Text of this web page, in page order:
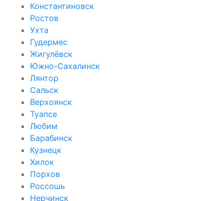
Константиновск
Ростов
Ухта
Гудермес
Жигулёвск
Южно-Сахалинск
Лянтор
Сальск
Верхоянск
Туапсе
Любим
Барабинск
Кузнецк
Хилок
Порхов
Россошь
Нерчинск